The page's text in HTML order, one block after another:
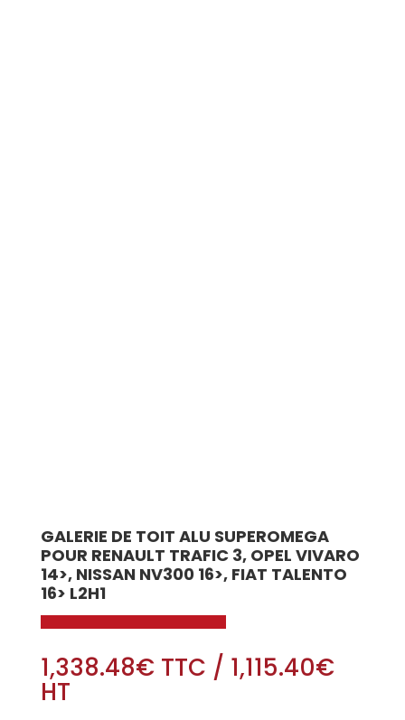
GALERIE DE TOIT ALU SUPEROMEGA
POUR RENAULT TRAFIC 3, OPEL VIVARO
14>, NISSAN NV300 16>, FIAT TALENTO
16> L2H1
1,338.48€TTC / 1,115.40€
HT